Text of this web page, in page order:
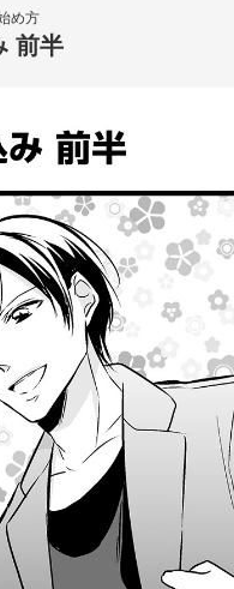
め方
前半